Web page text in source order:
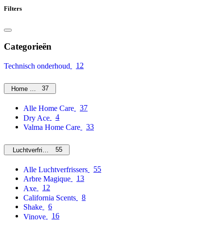
Filters
Categorieën
Technisch onderhoud 12
Home Care37
Alle Home Care
37
Dry Ace
4
Valma Home Care
33
Luchtverfrissers55
Alle Luchtverfrissers
55
Arbre Magique
13
Axe
12
California Scents
8
Shake
6
Vinove
16